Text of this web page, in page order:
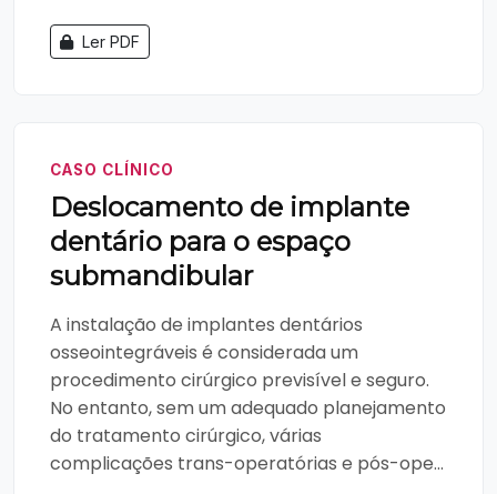
Ler PDF
CASO CLÍNICO
Deslocamento de implante
dentário para o espaço
submandibular
A instalação de implantes dentários
osseointegráveis é considerada um
procedimento cirúrgico previsível e seguro.
No entanto, sem um adequado planejamento
do tratamento cirúrgico, várias
complicações trans-operatórias e pós-ope...